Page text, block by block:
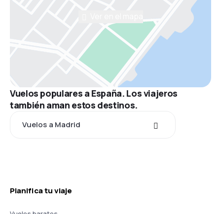
Vuelos populares a España. Los viajeros
también aman estos destinos.
Vuelos a Madrid
Planifica tu viaje